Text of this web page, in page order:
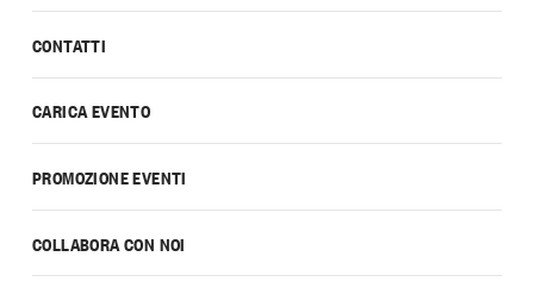
CONTATTI
CARICA EVENTO
PROMOZIONE EVENTI
COLLABORA CON NOI